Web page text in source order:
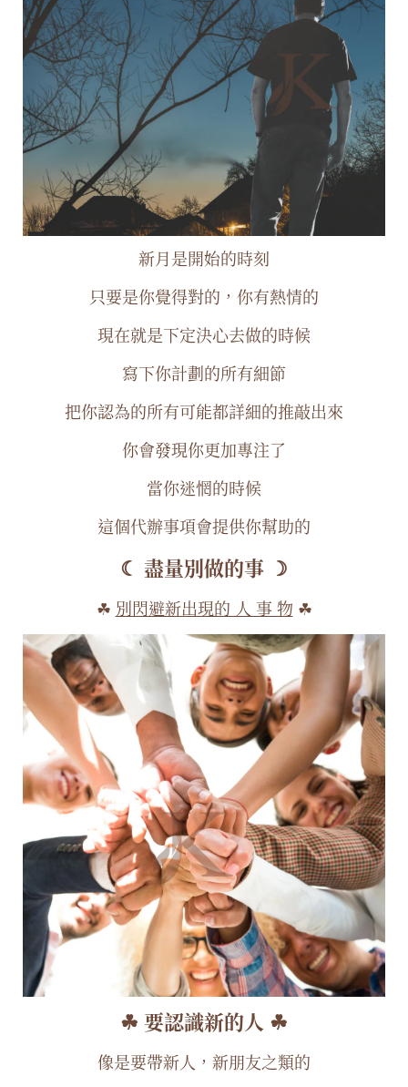
新月是開始的時刻
只要是你覺得對的，你有熱情的
現在就是下定決心去做的時候
寫下你計劃的所有細節
把你認為的所有可能都詳細的推敲出來
你會發現你更加專注了
當你迷惘的時候
這個代辦事項會提供你幫助的
☾ 盡量別做的事 ☽
☘︎ 別閃避新出現的 人 事 物 ☘︎
☘︎ 要認識新的人 ☘︎
像是要帶新人，新朋友之類的